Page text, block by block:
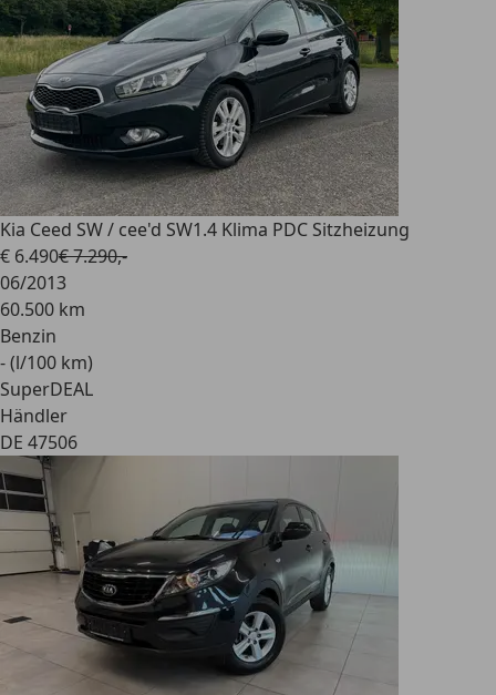
Kia Ceed SW / cee'd SW1.4 Klima PDC Sitzheizung
€ 6.490€ 7.290,-
06/2013
60.500 km
Benzin
- (l/100 km)
SuperDEAL
Händler
DE 47506